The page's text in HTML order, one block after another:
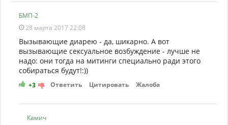
БМП-2
28 марта 2017 22:08
Вызывающие диарею - да, шикарно. А вот
вызывающие сексуальное возбуждение - лучше не
надо: они тогда на митинги специально ради этого
собираться будут!:))
+3 Ответить Цитировать Жалоба
Камич